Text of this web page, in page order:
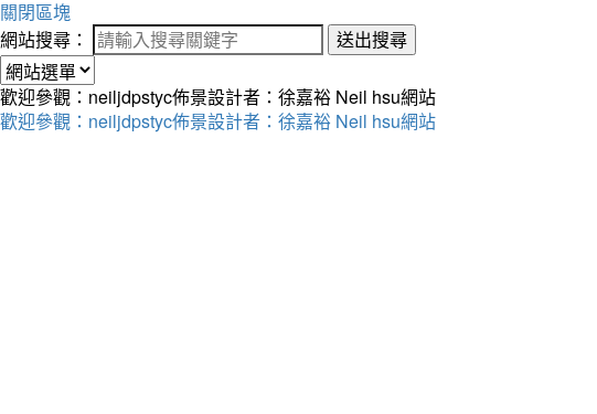
關閉區塊
網站搜尋：
送出搜尋
歡迎參觀：neiljdpstyc佈景設計者：徐嘉裕 Neil hsu網站
歡迎參觀：neiljdpstyc佈景設計者：徐嘉裕 Neil hsu網站